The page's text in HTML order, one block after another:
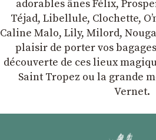
adorables ânes Félix,
Téjad, Libellule, Clochette,
Caline Malo, Lily, Milord,
plaisir de porter vos
découverte de ces lieux
Saint Tropez ou la grande
Vernet.